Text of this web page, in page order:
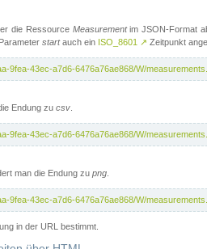
die Ressource Measurementim JSON-Format
startauch ein ISO_8601 ↗ Zeitpunkt
9fea-43ec-a7d6-6476a76ae868/W/measurements.
Endung zu csv
9fea-43ec-a7d6-6476a76ae868/W/measurements.
man die Endung zu png
9fea-43ec-a7d6-6476a76ae868/W/measurements.
in der URL bestimmt.